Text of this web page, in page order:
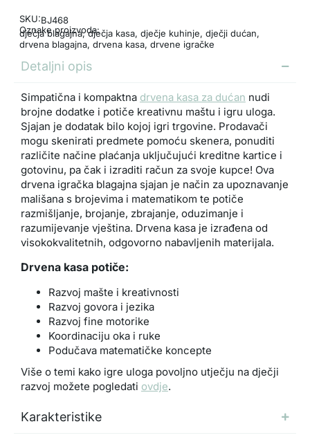
SKU:BJ468
Oznake proizvoda:
dječja blagajna,dječja kasa, dječje kuhinje, dječji dućan,
drvena blagajna, drvena kasa, drvene igračke
Detaljni opis
Simpatična i kompaktna drvena kasa za dućan nudi
brojne dodatke i potiče kreativnu maštu i igru uloga.
Sjajan je dodatak bilo kojoj igri trgovine. Prodavači
mogu skenirati predmete pomoću skenera, ponuditi
različite načine plaćanja uključujući kreditne kartice i
gotovinu, pa čak i izraditi račun za svoje kupce! Ova
drvena igračka blagajna sjajan je način za upoznavanje
mališana s brojevima i matematikom te potiče
razmišljanje, brojanje, zbrajanje, oduzimanje i
razumijevanje vještina. Drvena kasa je izrađena od
visokokvalitetnih, odgovorno nabavljenih materijala.
Drvena kasa potiče:
Razvoj mašte i kreativnosti
Razvoj govora i jezika
Razvoj fine motorike
Koordinaciju oka i ruke
Podučava matematičke koncepte
Više o temi kako igre uloga povoljno utječju na dječji
razvoj možete pogledati ovdje.
Karakteristike